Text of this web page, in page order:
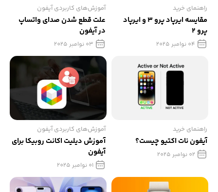
راهنمای خرید
مقایسه ایرپاد پرو 3 و ایرپاد
پرو ۲
04 نوامبر 2025
آموزش‌های کاربردی آیفون
علت قطع شدن صدای واتساپ
در آیفون
03 نوامبر 2025
راهنمای خرید
آیفون نات اکتیو چیست؟
02 نوامبر 2025
آموزش‌های کاربردی آیفون
آموزش دیلیت اکانت روبیکا برای
آیفون
01 نوامبر 2025